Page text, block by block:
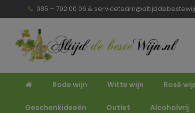
085 – 792 00 06 &
Rode wijn Witte wijn Rosé
Geschenkideeën Outlet Alcoholvrij